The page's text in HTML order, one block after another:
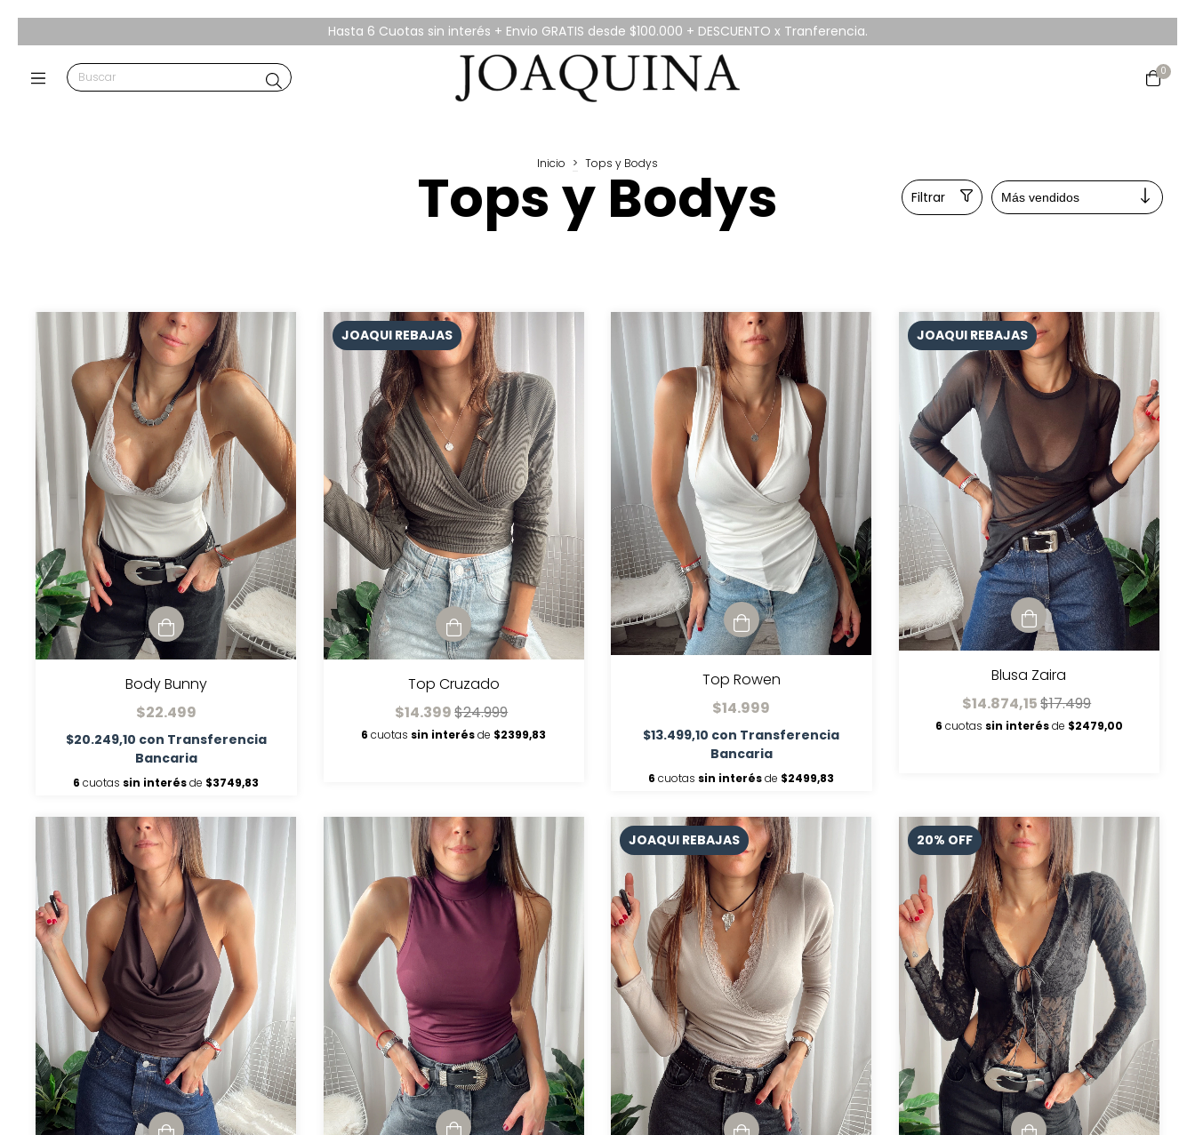
Hasta 6 Cuotas sin interés + Envio GRATIS desde $100.000 + DESCUENTO x Tranferencia.
0
Inicio > Tops y Bodys
Tops y Bodys Filtrar
Body Bunny
$22.499
$20.249,10 con Transferencia
Bancaria
6 cuotas sin interésde $3749,83
JOAQUI REBAJAS
Top Cruzado
$14.399$24.999
6 cuotas sin interésde $2399,83
Top Rowen
$14.999
$13.499,10 con Transferencia
Bancaria
6 cuotas sin interésde $2499,83
JOAQUI REBAJAS
Blusa Zaira
$14.874,15$17.499
6 cuotas sin interésde $2479,00
JOAQUI REBAJAS 20% OFF